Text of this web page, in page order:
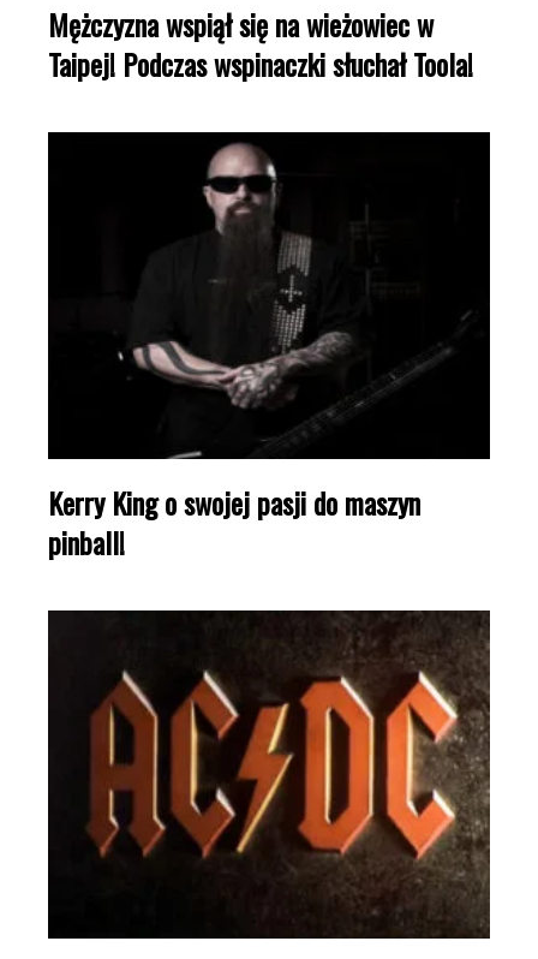
Mężczyzna wspiął się na wieżowiec w
Taipej! Podczas wspinaczki słuchał Toola!
Kerry King o swojej pasji do maszyn
pinball!